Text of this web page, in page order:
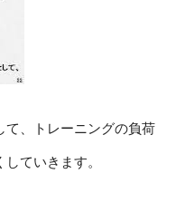
て、トレーニングの負荷
ていきます。